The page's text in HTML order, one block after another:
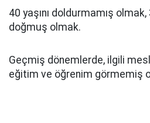
40 yaşını doldurmamış
doğmuş olmak.
Geçmiş dönemlerde, ilgili
eğitim ve öğrenim görmemiş